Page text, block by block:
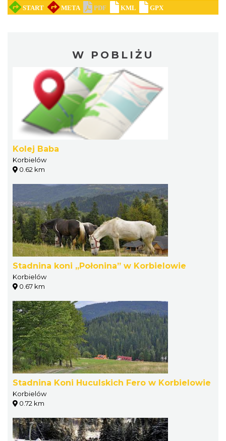
W POBLIŻU
Kolej Baba
Korbielów
0.62 km
Stadnina koni „Połonina” w Korbielowie
Korbielów
0.67 km
Stadnina Koni Huculskich Fero w Korbielowie
Korbielów
0.72 km